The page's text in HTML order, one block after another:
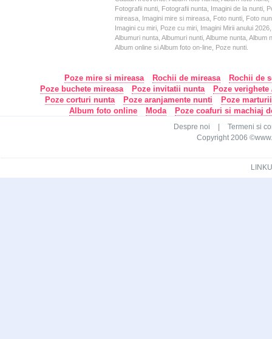
Fotografii nunti, Fotografii nunta, Imagini de la nunti,
mireasa, Imagini mire si mireasa, Foto nunti, Foto
Imagini cu miri, Poze cu miri, Imagini Mirii anului
Albumuri nunta, Albumuri nunti, Albume nunta,
Album online si Album foto on-line, Poze nunti.
Poze mire si mireasa Rochii de mireasa
Rochii de
Poze buchete mireasa
Poze invitatii nunta
Poze
Poze corturi nunta
Poze aranjamente nunti
Poze
Album foto online
Moda Poze coafuri si machiaj
Despre noi
Termeni si
Copyright 2006